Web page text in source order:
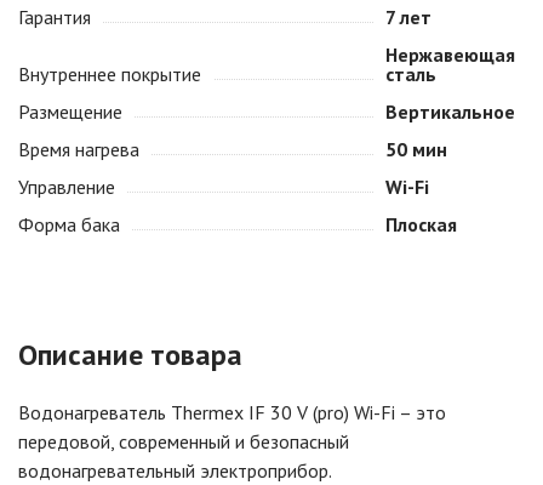
Гарантия
7 лет
Внутреннее покрытие
Нержавеющая
сталь
Размещение
Вертикальное
Время нагрева
50 мин
Управление
Wi-Fi
Форма бака
Плоская
Описание товара
Водонагреватель Thermex IF 30 V (pro) Wi-Fi – это
передовой, современный и безопасный
водонагревательный электроприбор.